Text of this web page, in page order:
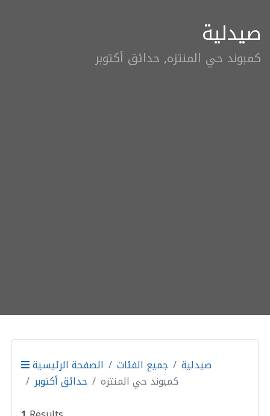
صيدلية
كمبوند حي المنتزه, حدائق أكتوبر
الصفحة الرئيسية جميع الفئات
صيدلية
حدائق أكتوبر
كمبوند حي المنتزه